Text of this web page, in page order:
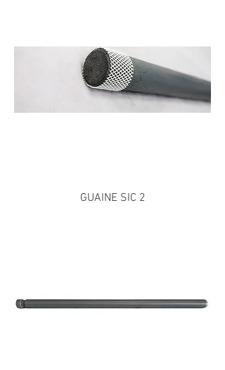
GUAINE SIC 2